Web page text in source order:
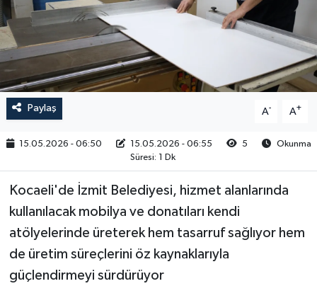
Paylaş A- A+
15.05.2026 - 06:50 15.05.2026 - 06:55 5
Okunma
Süresi: 1 Dk
Kocaeli'de İzmit Belediyesi, hizmet alanlarında
kullanılacak mobilya ve donatıları kendi
atölyelerinde üreterek hem tasarruf sağlıyor hem
de üretim süreçlerini öz kaynaklarıyla
güçlendirmeyi sürdürüyor
RESMİ İLAN